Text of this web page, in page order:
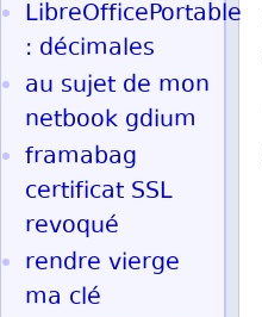
LibreOfficePortable
: décimales
au sujet de mon
netbook gdium
framabag
certificat SSL
revoqué
rendre vierge
ma clé